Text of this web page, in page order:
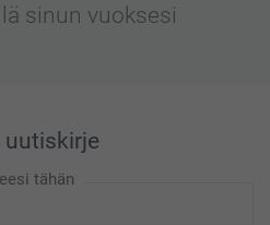
sinun vuoksesi
uutiskirje
tähän